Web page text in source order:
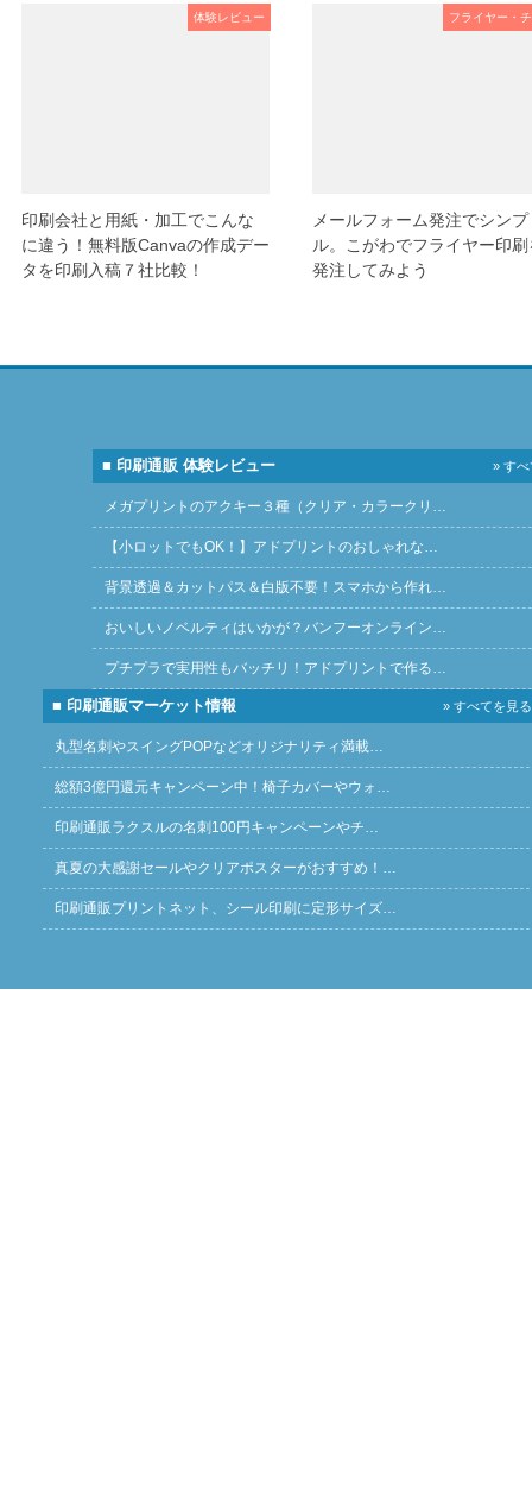
体験レビュー
印刷会社と用紙・加工でこんな
に違う！無料版Canvaの作成デー
タを印刷入稿７社比較！
フライヤー・
メールフォーム発注でシンプ
ル。こがわでフライヤー印刷
発注してみよう
■ 印刷通販 体験レビュー » す
メガプリントのアクキー３種（クリア・カラークリ…
【小ロットでもOK！】アドプリントのおしゃれな…
背景透過＆カットパス＆白版不要！スマホから作れ…
おいしいノベルティはいかが？バンフーオンライン…
プチプラで実用性もバッチリ！アドプリントで作る…
■ 印刷通販マーケット情報 » すべてを見る
丸型名刺やスイングPOPなどオリジナリティ満載…
総額3億円還元キャンペーン中！椅子カバーやウォ…
印刷通販ラクスルの名刺100円キャンペーンやチ…
真夏の大感謝セールやクリアポスターがおすすめ！…
印刷通販プリントネット、シール印刷に定形サイズ…